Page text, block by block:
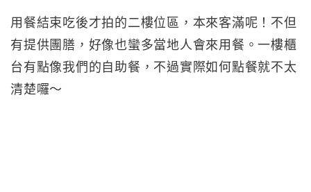
用餐結束吃後才拍的二樓位區，本來客滿呢！不但
有提供團膳，好像也蠻多當地人會來用餐。一樓櫃
台有點像我們的自助餐，不過實際如何點餐就不太
清楚囉～